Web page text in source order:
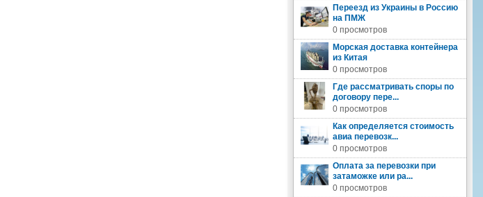
Переезд из Украины в Россию
на ПМЖ
0 просмотров
Морская доставка контейнера
из Китая
0 просмотров
Где рассматривать споры по
договору пере...
0 просмотров
Как определяется стоимость
авиа перевозк...
0 просмотров
Оплата за перевозки при
затаможке или ра...
0 просмотров